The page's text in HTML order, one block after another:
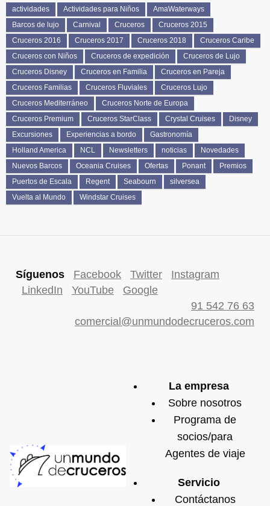
actividades Actividades para Niños
AmaWaterways
Barcos de lujo
Carnival Cruceros
Cruceros 2015
Cruceros 2016
Cruceros 2017 Cruceros 2018
Cruceros Caribe
Cruceros con Niños
Cruceros de expedición
Cruceros de Lujo
Cruceros Disney
Cruceros en Familia
Cruceros en Pareja
Cruceros Familias
Cruceros Fluviales
Cruceros Lujo
Cruceros Mediterráneo
Cruceros Norte de Europa
Cruceros Premium
Cruceros StarClass Crystal Cruises
Disney
Excursiones
Experiencias a bordo
Gastronomía
Holland America
NCL Newsletters noticias
Novedades
Nuevos Barcos
Oceania Cruises Ofertas Ponant
Premios
Puertos de Escala
Regent Seabourn
silversea
Vuelta al Mundo
Windstar Cruises
Síguenos Facebook Twitter
Instagram
LinkedIn
YouTube
Google
91 542 76 63
comercial@unmundodecruceros.com
La empresa
Sobre nosotros
Programa de
socios/para
Agentes de viaje
Servicio
Contáctanos